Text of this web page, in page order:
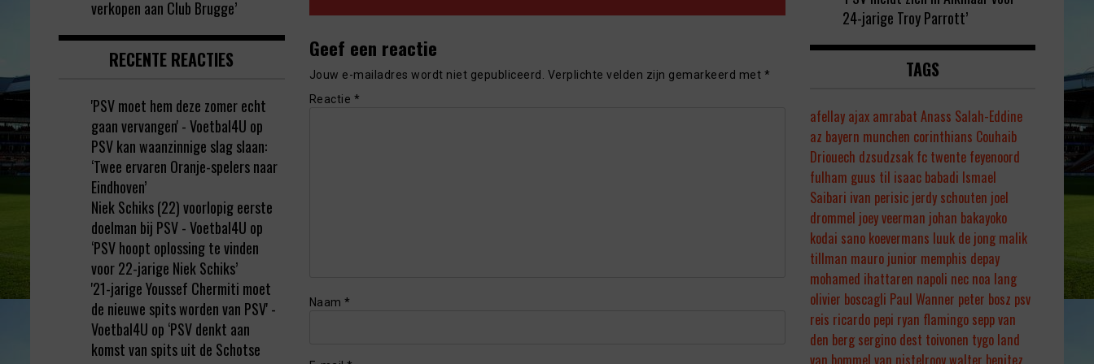
Geef een reactie
Jouw e-mailadres wordt niet gepubliceerd. Verplichte velden zijn gemarkeerd met *
Reactie *
Naam *
verkopen aan Club Brugge’
RECENTE REACTIES
'PSV moet hem deze zomer echt
gaan vervangen' - Voetbal4U op
PSV kan waanzinnige slag slaan:
‘Twee ervaren Oranje-spelers naar
Eindhoven’
Niek Schiks (22) voorlopig eerste
doelman bij PSV - Voetbal4U op
‘PSV hoopt oplossing te vinden
voor 22-jarige Niek Schiks’
'21-jarige Youssef Chermiti moet
de nieuwe spits worden van PSV' -
Voetbal4U op ‘PSV denkt aan
komst van spits uit de Schotse
24-jarige Troy Parrott’
TAGS
afellay ajax amrabat Anass Salah-Eddine
az bayern munchen corinthians Couhaib
Driouech dzsudzsak fc twente feyenoord
fulham guus til isaac babadi Ismael
Saibari ivan perisic jerdy schouten joel
drommel joey veerman johan bakayoko
kodai sano koevermans luuk de jong malik
tillman mauro junior memphis depay
mohamed ihattaren napoli nec noa lang
olivier boscagli Paul Wanner peter bosz psv
reis ricardo pepi ryan flamingo sepp van
den berg sergino dest toivonen tygo land